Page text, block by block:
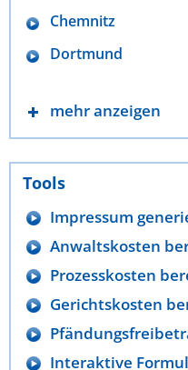
Chemnitz
Dortmund
mehr anzeigen
Tools
Impressum
Anwaltskosten
Prozesskosten
Gerichtskosten
Interaktive